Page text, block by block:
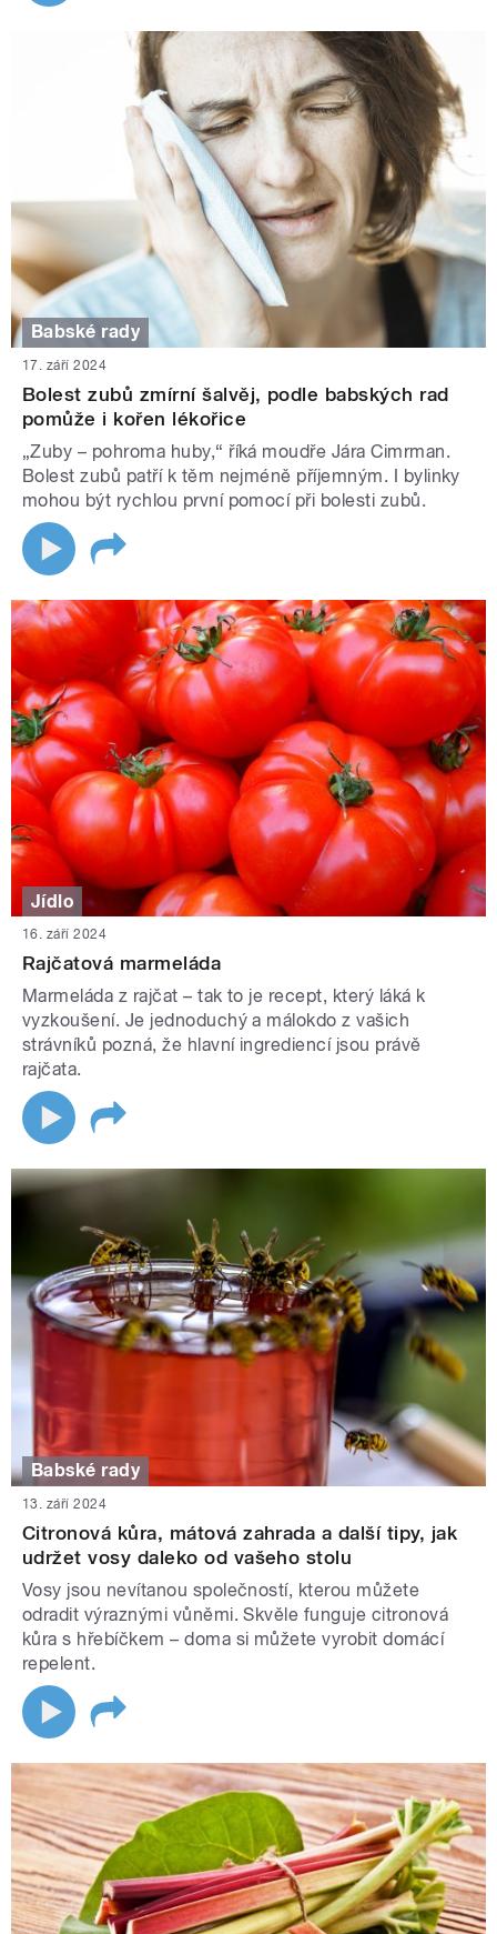
Babské rady
17. září 2024
Bolest zubů zmírní šalvěj, podle babských rad
pomůže i kořen lékořice
„Zuby – pohroma huby,“ říká moudře Jára Cimrman.
Bolest zubů patří k těm nejméně příjemným. I bylinky
mohou být rychlou první pomocí při bolesti zubů.
Jídlo
16. září 2024
Rajčatová marmeláda
Marmeláda z rajčat – tak to je recept, který láká k
vyzkoušení. Je jednoduchý a málokdo z vašich
strávníků pozná, že hlavní ingrediencí jsou právě
rajčata.
Babské rady
13. září 2024
Citronová kůra, mátová zahrada a další tipy, jak
udržet vosy daleko od vašeho stolu
Vosy jsou nevítanou společností, kterou můžete
odradit výraznými vůněmi. Skvěle funguje citronová
kůra s hřebíčkem – doma si můžete vyrobit domácí
repelent.